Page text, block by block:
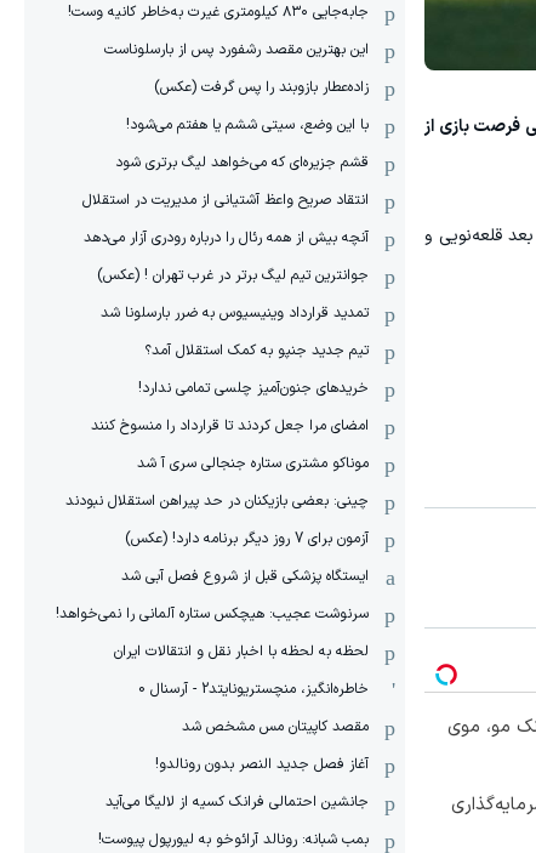
فرصت بازی از
قلعه‌نویی و
مو، موی
جابه‌جایی ۸۳۰ کیلومتری غیرت به‌خاطر کانیه وست!
این بهترین مقصد رشفورد پس از بارسلوناست
زاده‌عطار بازوبند را پس گرفت (عکس)
با این وضع، سیتی ششم یا هفتم می‌شود!
قشم جزیره‌ای که می‌خواهد لیگ برتری شود
انتقاد صریح واعظ آشتیانی از مدیریت در استقلال
آنچه بیش از همه رئال را درباره رودری آزار می‌دهد
جوانترین تیم لیگ برتر در غرب تهران ! (عکس)
تمدید قرارداد وینیسیوس به ضرر بارسلونا شد
تیم جدید جنپو به کمک استقلال آمد؟
خریدهای جنون‌آمیز چلسی تمامی ندارد!
امضای مرا جعل کردند تا قرارداد را منسوخ کنند
موناکو مشتری ستاره جنجالی سری آ شد
چینی: بعضی بازیکنان در حد پیراهن استقلال نبودند
آزمون برای 7 روز دیگر برنامه دارد! (عکس)
ایستگاه پزشکی قبل از شروع فصل آبی شد
سرنوشت عجیب: هیچکس ستاره آلمانی را نمی‌خواهد!
لحظه به لحظه با اخبار نقل و انتقالات ایران
خاطره‌انگیز، منچستریونایتد2 - آرسنال 0
مقصد کاپیتان مس مشخص شد
آغاز فصل جدید النصر بدون رونالدو!
جانشین احتمالی فرانک کسیه از لالیگا می‌آید
بمب شبانه: رونالد آرائوخو به لیورپول پیوست!